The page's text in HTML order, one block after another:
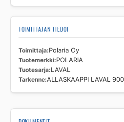
TOIMITTAJAN TIEDOT
Toimittaja Polaria Oy
Tuotemerkki POLARIA
Tuotesarja LAVAL
Tarkenne ALLASKAAPPI LAVAL